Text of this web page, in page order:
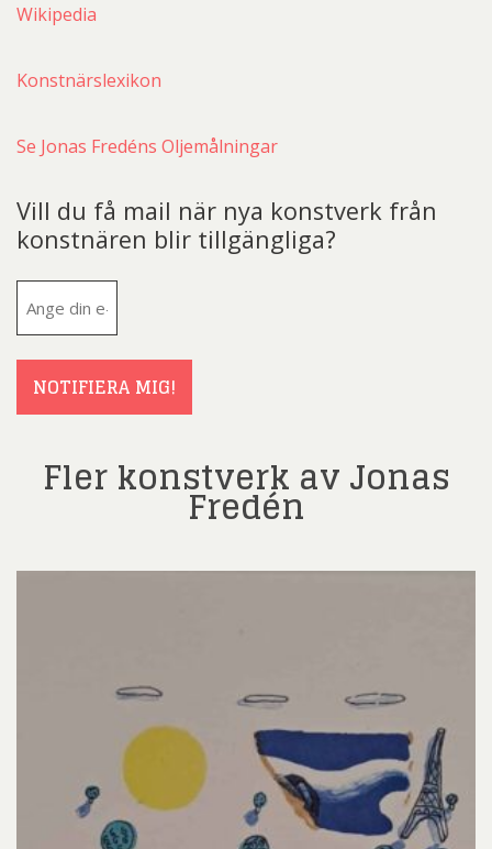
Wikipedia
Konstnärslexikon
Se Jonas Fredéns Oljemålningar
Vill du få mail när nya konstverk från
konstnären blir tillgängliga?
NOTIFIERA MIG!
Fler konstverk av Jonas
Fredén